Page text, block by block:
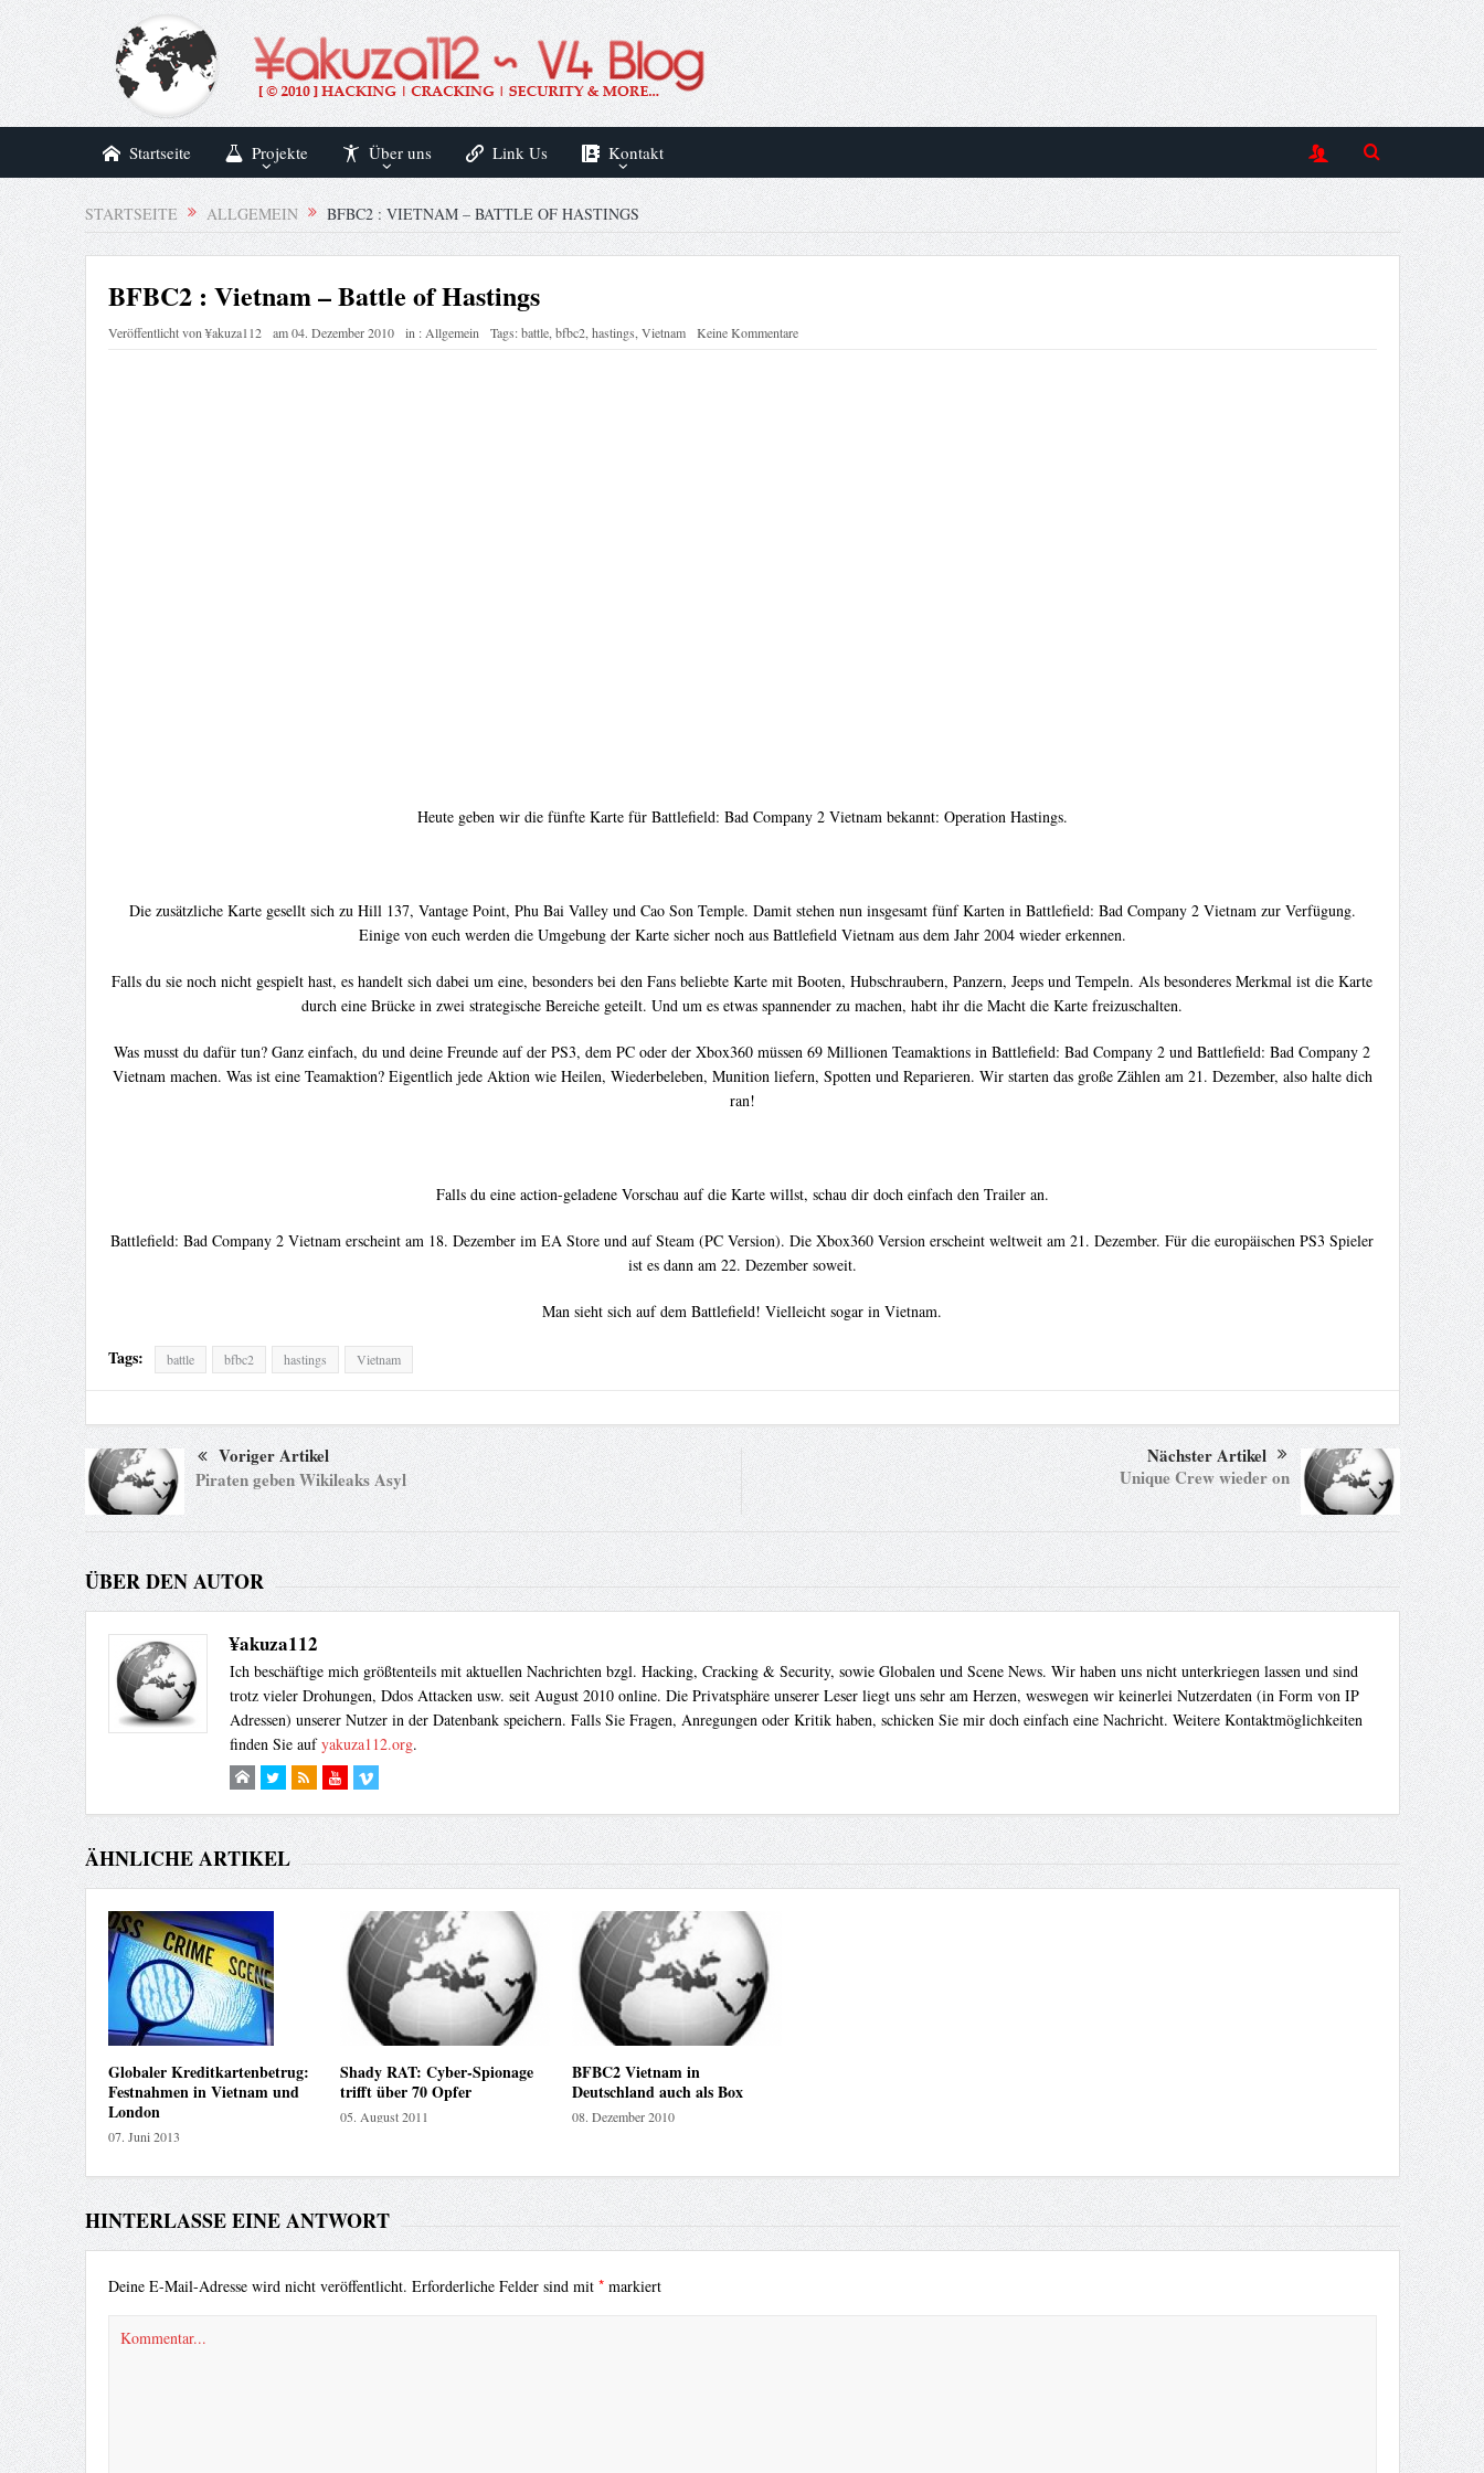
Startseite Projekte Über uns Link Us Kontakt
STARTSEITE ALLGEMEIN BFBC2 : VIETNAM – BATTLE OF HASTINGS
BFBC2 : Vietnam – Battle of Hastings
Veröffentlicht von¥akuza112 am04. Dezember 2010 in :Allgemein Tags:battle,bfbc2,hastings,Vietnam Keine Kommentare
Heute geben wir die fünfte Karte für Battlefield: Bad Company 2 Vietnam bekannt: Operation Hastings.
Die zusätzliche Karte gesellt sich zu Hill 137, Vantage Point, Phu Bai Valley und Cao Son Temple. Damit stehen nun insgesamt fünf Karten in Battlefield: Bad Company 2 Vietnam zur Verfügung.
Einige von euch werden die Umgebung der Karte sicher noch aus Battlefield Vietnam aus dem Jahr 2004 wieder erkennen.
Falls du sie noch nicht gespielt hast, es handelt sich dabei um eine, besonders bei den Fans beliebte Karte mit Booten, Hubschraubern, Panzern, Jeeps und Tempeln. Als besonderes Merkmal ist die Karte
durch eine Brücke in zwei strategische Bereiche geteilt. Und um es etwas spannender zu machen, habt ihr die Macht die Karte freizuschalten.
Was musst du dafür tun? Ganz einfach, du und deine Freunde auf der PS3, dem PC oder der Xbox360 müssen 69 Millionen Teamaktions in Battlefield: Bad Company 2 und Battlefield: Bad Company 2
Vietnam machen. Was ist eine Teamaktion? Eigentlich jede Aktion wie Heilen, Wiederbeleben, Munition liefern, Spotten und Reparieren. Wir starten das große Zählen am 21. Dezember, also halte dich
ran!
Falls du eine action-geladene Vorschau auf die Karte willst, schau dir doch einfach den Trailer an.
Battlefield: Bad Company 2 Vietnam erscheint am 18. Dezember im EA Store und auf Steam (PC Version). Die Xbox360 Version erscheint weltweit am 21. Dezember. Für die europäischen PS3 Spieler
ist es dann am 22. Dezember soweit.
Man sieht sich auf dem Battlefield! Vielleicht sogar in Vietnam.
Tags: battle bfbc2 hastings Vietnam
Voriger Artikel
Piraten geben Wikileaks Asyl
Nächster Artikel
Unique Crew wieder on
ÜBER DEN AUTOR
¥akuza112
Ich beschäftige mich größtenteils mit aktuellen Nachrichten bzgl. Hacking, Cracking & Security, sowie Globalen und Scene News. Wir haben uns nicht unterkriegen lassen und sind
trotz vieler Drohungen, Ddos Attacken usw. seit August 2010 online. Die Privatsphäre unserer Leser liegt uns sehr am Herzen, weswegen wir keinerlei Nutzerdaten (in Form von IP
Adressen) unserer Nutzer in der Datenbank speichern. Falls Sie Fragen, Anregungen oder Kritik haben, schicken Sie mir doch einfach eine Nachricht. Weitere Kontaktmöglichkeiten
finden Sie aufyakuza112.org.
ÄHNLICHE ARTIKEL
Globaler Kreditkartenbetrug:
Festnahmen in Vietnam und
London
07. Juni 2013
Shady RAT: Cyber-Spionage
trifft über 70 Opfer
05. August 2011
BFBC2 Vietnam in
Deutschland auch als Box
08. Dezember 2010
HINTERLASSE EINE ANTWORT
Deine E-Mail-Adresse wird nicht veröffentlicht. Erforderliche Felder sind mit *markiert